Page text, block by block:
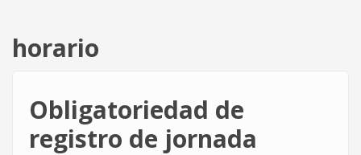
horario
Obligatoriedad de
registro de jornada